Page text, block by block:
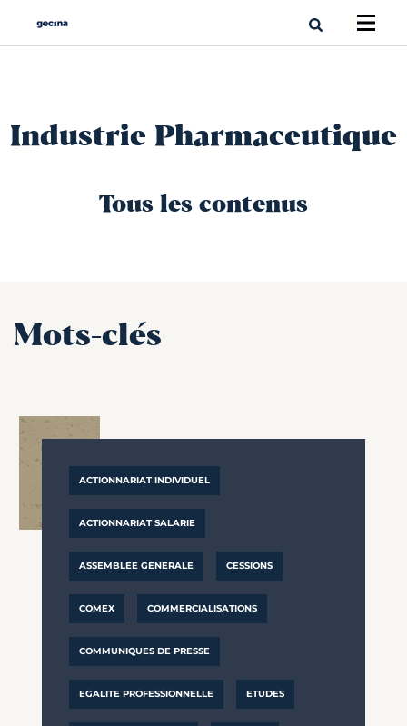
Industrie Pharmaceutique
Tous les contenus
Mots-clés
ACTIONNARIAT INDIVIDUEL
ACTIONNARIAT SALARIE
ASSEMBLEE GENERALE CESSIONS
COMEX COMMERCIALISATIONS
COMMUNIQUES DE PRESSE
EGALITE PROFESSIONNELLE ETUDES